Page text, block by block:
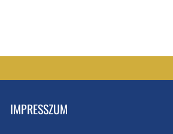
IMPRESSZUM